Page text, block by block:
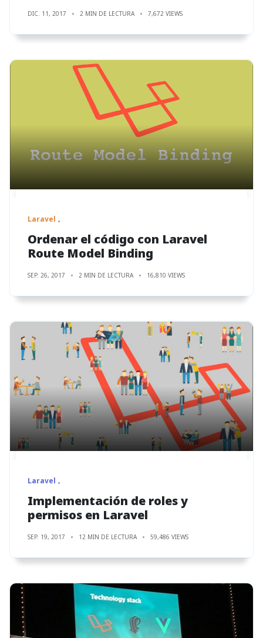
DIC. 11, 2017 2 MIN DE LECTURA 7,672 VIEWS
Laravel
Ordenar el código con Laravel
Route Model Binding
SEP. 26, 2017 2 MIN DE LECTURA 16,810 VIEWS
Laravel
Implementación de roles y
permisos en Laravel
SEP. 19, 2017 12 MIN DE LECTURA 59,486 VIEWS